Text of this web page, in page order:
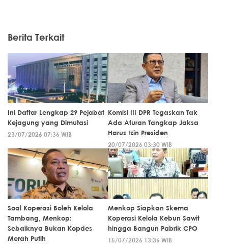
Berita Terkait
Ini Daftar Lengkap 29 Pejabat
Kejagung yang Dimutasi
23/07/2026 07:36 WIB
Komisi III DPR Tegaskan Tak
Ada Aturan Tangkap Jaksa
Harus Izin Presiden
20/07/2026 03:30 WIB
Soal Koperasi Boleh Kelola
Tambang, Menkop:
Sebaiknya Bukan Kopdes
Merah Putih
Menkop Siapkan Skema
Koperasi Kelola Kebun Sawit
hingga Bangun Pabrik CPO
15/07/2026 13:36 WIB